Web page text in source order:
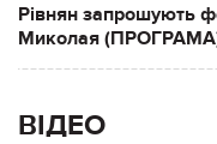
Рівнян запрошують
Миколая
ВІДЕО